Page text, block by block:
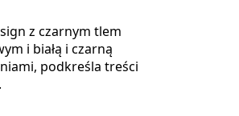
z czarnym tlem
i białą i czarną
podkreśla treści